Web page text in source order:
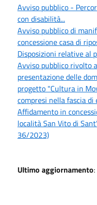
Avviso pubblico -
con disabilità...
Avviso pubblico di
concessione casa di
Disposizioni relative al
Avviso pubblico rivolto
presentazione delle
progetto "Cultura in
compresi nella fascia
Affidamento in
località San Vito di
36/2023)
Ultimo aggiornamento